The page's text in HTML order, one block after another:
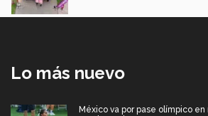
Lo más nuevo
México va por pase olímpico